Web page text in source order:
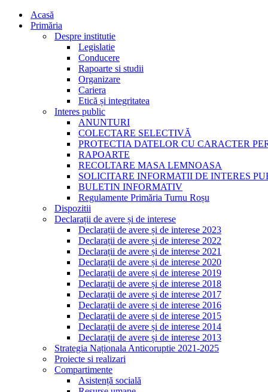
Acasă
Primăria
Despre institutie
Legislatie
Conducere
Rapoarte si studii
Organizare
Cariera
Etică și integritatea
Interes public
ANUNTURI
COLECTARE SELECTIVĂ
PROTECTIA DATELOR CU CARACTER
RAPOARTE
RECOLTARE MASA LEMNOASA
SOLICITARE INFORMATII DE INTERES
BULETIN INFORMATIV
Regulamente Primăria Turnu Roșu
Dispozitii
Declarații de avere și de interese
Declarații de avere și de interese 2023
Declarații de avere și de interese 2022
Declarații de avere și de interese 2021
Declarații de avere și de interese 2020
Declarații de avere și de interese 2019
Declarații de avere și de interese 2018
Declarații de avere și de interese 2017
Declarații de avere și de interese 2016
Declarații de avere și de interese 2015
Declarații de avere și de interese 2014
Declarații de avere și de interese 2013
Strategia Naționala Anticoruptie 2021-2025
Proiecte si realizari
Compartimente
Asistență socială